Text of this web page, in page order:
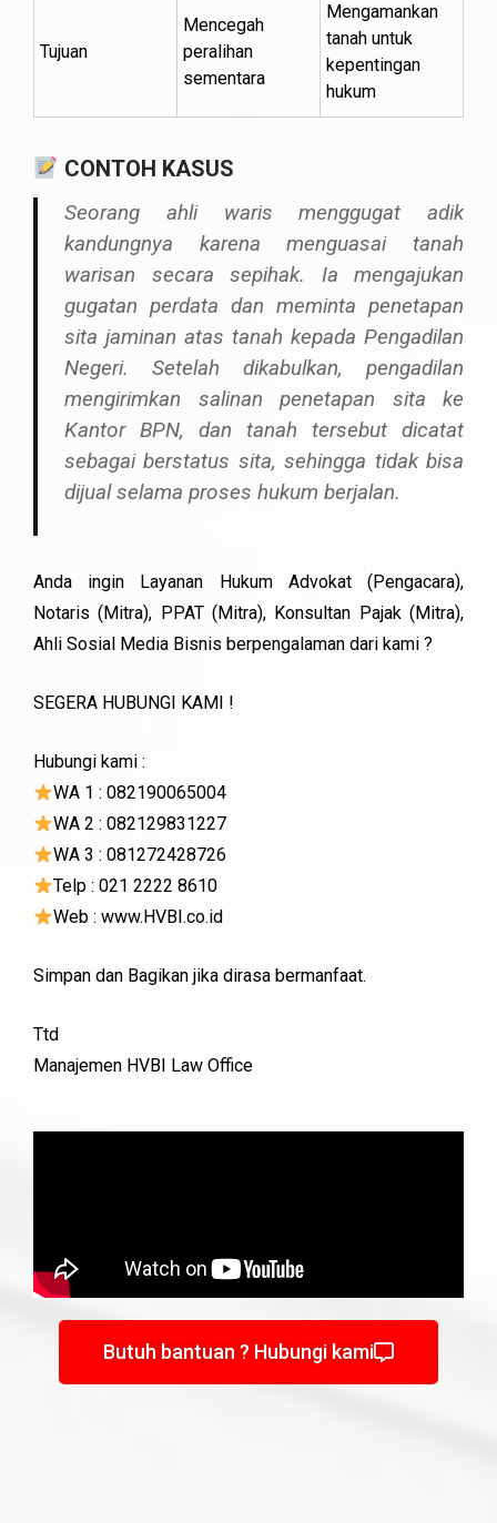
Tujuan
Mencegah
peralihan
sementara
Mengamankan
tanah untuk
kepentingan
hukum
CONTOH KASUS
Seorang ahli waris menggugat adik
kandungnya karena menguasai tanah
warisan secara sepihak. Ia mengajukan
gugatan perdata dan meminta penetapan
sita jaminan atas tanah kepada Pengadilan
Negeri. Setelah dikabulkan, pengadilan
mengirimkan salinan penetapan sita ke
Kantor BPN, dan tanah tersebut dicatat
sebagaiberstatus sita, sehingga tidak bisa
dijual selama proses hukum berjalan.
Anda ingin Layanan Hukum Advokat (Pengacara),
Notaris (Mitra), PPAT (Mitra), Konsultan Pajak (Mitra),
Ahli Sosial Media Bisnis berpengalaman dari kami ?
SEGERA HUBUNGI KAMI !
Hubungi kami :
WA 1 : 082190065004
WA 2 : 082129831227
WA 3 : 081272428726
Telp : 021 2222 8610
Web : www.HVBI.co.id
Simpan dan Bagikan jika dirasa bermanfaat.
Ttd
Manajemen HVBI Law Office
Butuh bantuan ? Hubungi kami